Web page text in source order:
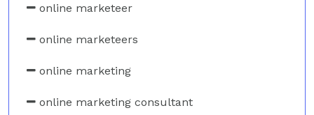
online marketeer
online marketeers
online marketing
online marketing consultant